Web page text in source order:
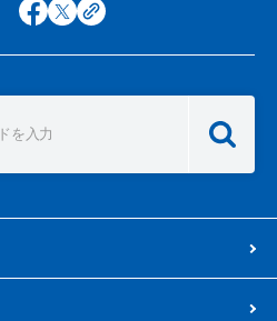
facebook
x copy